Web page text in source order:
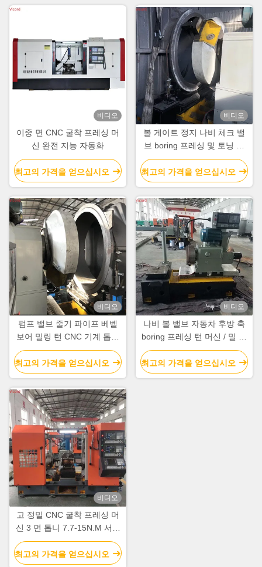
비디오
이중 면 CNC 굴착 프레싱 머
신 완전 지능 자동화
최고의 가격을 얻으십시오
비디오
볼 게이트 정지 나비 체크 밸
브 boring 프레싱 및 토닝 기
계 라트 50 R/Min
최고의 가격을 얻으십시오
비디오
펌프 밸브 줄기 파이프 베벨
보어 밀링 턴 CNC 기계 톱니
기계
최고의 가격을 얻으십시오
비디오
나비 볼 밸브 자동차 후방 축
boring 프레싱 턴 머신 / 밀 턴
Cnc
최고의 가격을 얻으십시오
비디오
고 정밀 CNC 굴착 프레싱 머
신 3 면 톱니 7.7-15N.M 서보
모터
최고의 가격을 얻으십시오